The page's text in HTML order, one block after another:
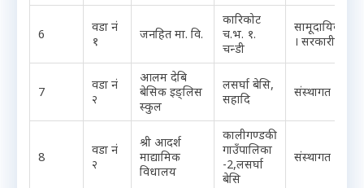
6
वडा नं
१
जनहित मा. वि.
कारिकोट
च.भ. १.
चन्डी
सामूदायिक
। सरकारी
7
वडा नं
२
आलम देबि
बेसिक इङ्लिस
स्कुल
लसर्घा बेसि,
सहादि
संस्थागत
8
वडा नं
२
श्री आदर्श
माद्यामिक
विधालय
कालीगण्डकी
गाउँपालिका
-2,लसर्घा
बेसि
संस्थागत